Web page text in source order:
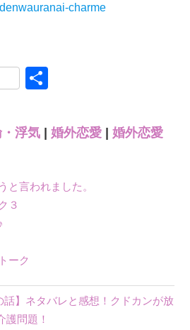
charme
浮気| 婚外恋愛| 婚外恋愛
と言われました。
３
ーク
】ネタバレと感想！クドカンが放
護問題！